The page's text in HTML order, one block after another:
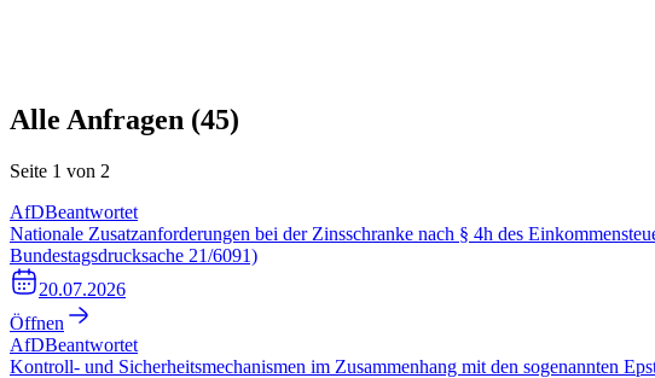
Alle Anfragen (45)
Seite 1 von 2
AfDBeantwortet
Nationale Zusatzanforderungen bei der Zinsschranke nach § 4h des
Bundestagsdrucksache 21/6091)
20.07.2026
Öffnen
AfDBeantwortet
Kontroll- und Sicherheitsmechanismen im Zusammenhang mit den sogenannten